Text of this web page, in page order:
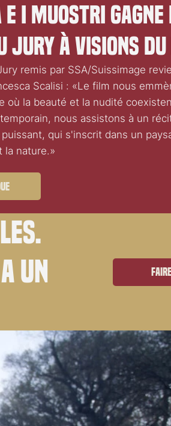
E I MUOStri
Jury à Visions du
remis par SSA/Suissimage
Scalisi : «Le film nous
où la beauté et la nudité
nous assistons à un
qui s'inscrit dans un
la nature.»
un